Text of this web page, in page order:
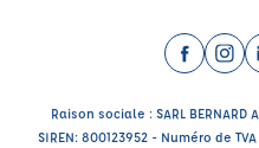
Facebook
Raison sociale : SARL BERNARD
SIREN: 800123952 - Numéro de